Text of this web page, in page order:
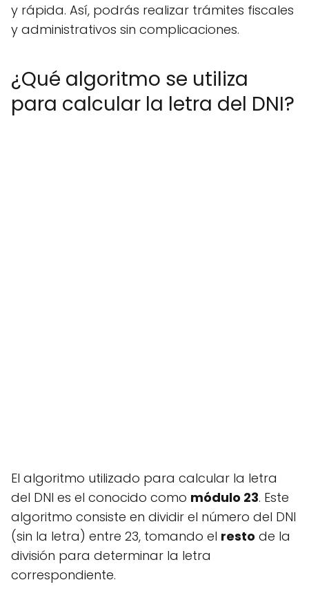
y rápida. Así, podrás realizar trámites fiscales
y administrativos sin complicaciones.
¿Qué algoritmo se utiliza
para calcular la letra del DNI?
El algoritmo utilizado para calcular la letra
del DNI es el conocido como módulo 23. Este
algoritmo consiste en dividir el número del DNI
(sin la letra) entre 23, tomando el resto de la
división para determinar la letra
correspondiente.